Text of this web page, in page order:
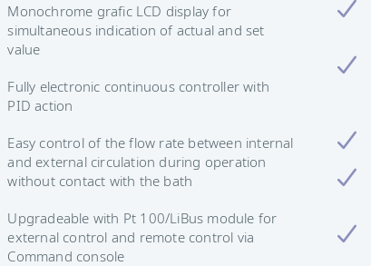
Monochrome grafic LCD display for
simultaneous indication of actual and set
value
Fully electronic continuous controller with
PID action
Easy control of the flow rate between internal
and external circulation during operation
without contact with the bath
Upgradeable with Pt 100/LiBus module for
external control and remote control via
Command console